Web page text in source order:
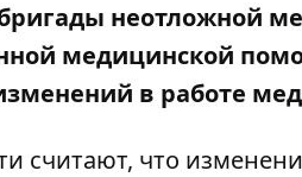
бригады неотложной
медицинской
в работе
считают, что